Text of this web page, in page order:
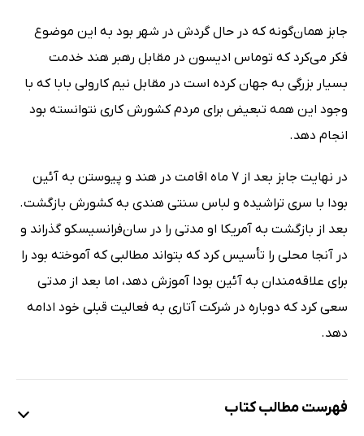
جابز همان‌گونه که در حال گردش در شهر بود به این موضوع
فکر می‌کرد که توماس ادیسون در مقابل رهبر هند خدمت
بسیار بزرگی به جهان کرده است در مقابل نیم کارولی بابا که با
وجود این همه تبعیض برای مردم کشورش کاری نتوانسته بود
انجام دهد.
در نهایت جابز بعد از 7 ماه اقامت در هند و پیوستن به آئین
بودا با سری تراشیده و لباس سنتی هندی به کشورش بازگشت.
بعد از بازگشت به آمریکا او مدتی را در سان‌فرانسیسکو گذراند و
در آنجا محلی را تأسیس کرد که بتواند مطالبی که آموخته بود را
برای علاقه‌مندان به آئین بودا آموزش دهد، اما بعد از مدتی
سعی کرد که دوباره در شرکت آتاری به فعالیت قبلی خود ادامه
دهد.
فهرست مطالب کتاب